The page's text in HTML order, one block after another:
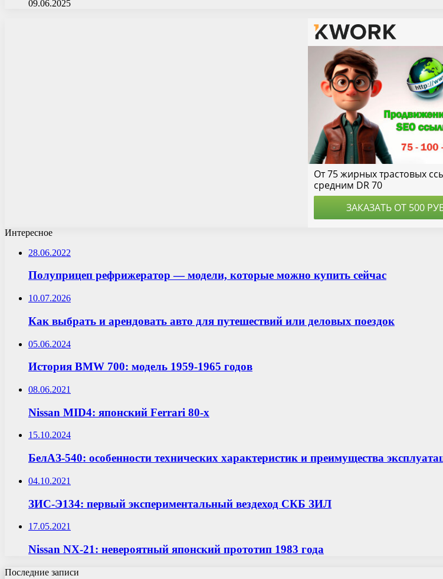
09.06.2025
Интересное
28.06.2022
Полуприцеп рефрижератор — модели, которые можно купить сейчас
10.07.2026
Как выбрать и арендовать авто для путешествий или деловых поездок
05.06.2024
История BMW 700: модель 1959-1965 годов
08.06.2021
Nissan MID4: японский Ferrari 80-х
15.10.2024
БелАЗ-540: особенности технических характеристик и преимущества
04.10.2021
ЗИС-Э134: первый экспериментальный вездеход СКБ ЗИЛ
17.05.2021
Nissan NX-21: невероятный японский прототип 1983 года
Последние записи